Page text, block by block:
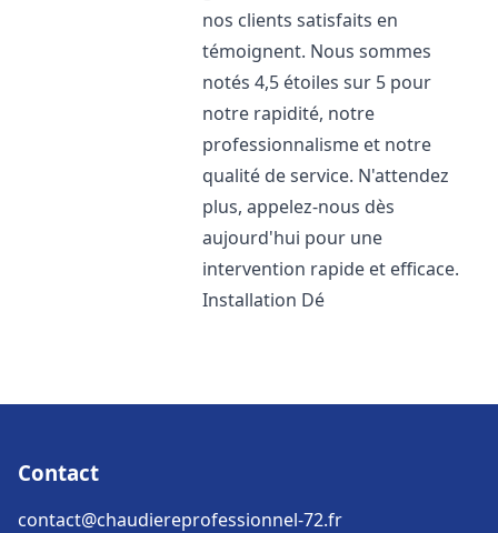
nos clients satisfaits en
témoignent. Nous sommes
notés 4,5 étoiles sur 5 pour
notre rapidité, notre
professionnalisme et notre
qualité de service. N'attendez
plus, appelez-nous dès
aujourd'hui pour une
intervention rapide et efficace.
Installation Dé
Contact
contact@chaudiereprofessionnel-72.fr